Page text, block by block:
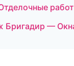
Бригадир —